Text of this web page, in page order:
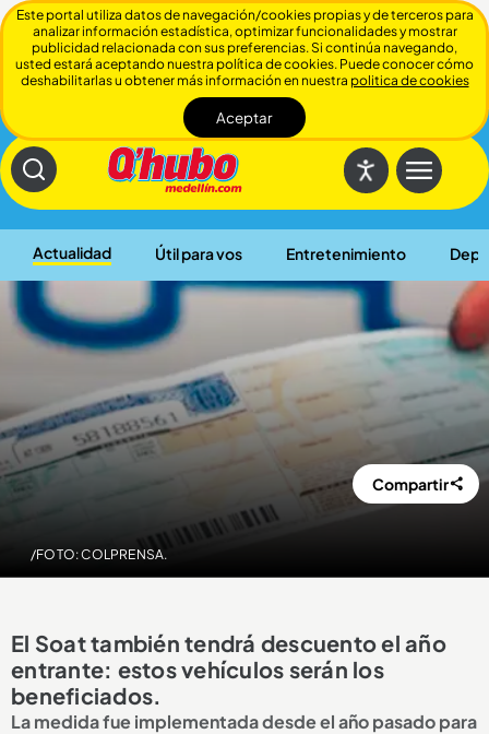
Actualidad Útil para vos Entretenimiento
Cerrar
/FOTO: COLPRENSA.
Compartir
El Soat también tendrá descuento el año
entrante: estos vehículos serán los
beneficiados.
La medida fue implementada desde el año pasado para
Este portal utiliza datos de navegación/cookies propias y de terceros para
analizar información estadística, optimizar funcionalidades y mostrar
publicidad relacionada con sus preferencias. Si continúa navegando,
usted estará aceptando nuestra política de cookies. Puede conocer cómo
deshabilitarlas u obtener más información en nuestra politica de cookies
Aceptar